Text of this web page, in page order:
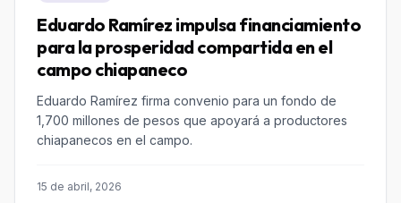
Eduardo Ramírez impulsa financiamiento
para la prosperidad compartida en el
campo chiapaneco
Eduardo Ramírez firma convenio para un fondo de
1,700 millones de pesos que apoyará a productores
chiapanecos en el campo.
15 de abril, 2026